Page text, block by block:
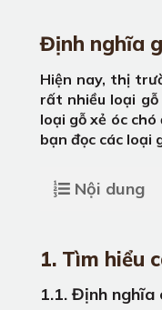
Định nghĩa
Hiện nay, thị
rất nhiều loại
loại gỗ xẻ óc
bạn đọc các loại
Nội dung
1. Tìm hiểu
1.1. Định nghĩa